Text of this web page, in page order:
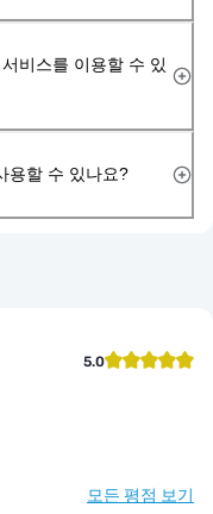
비스를 이용할 수 있
용할 수 있나요?
5.0
모든 평점 보기